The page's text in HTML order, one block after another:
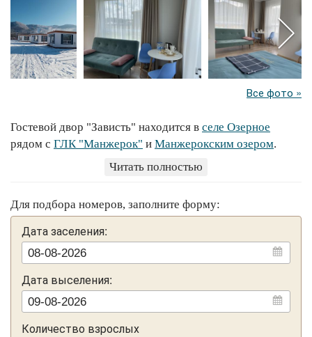
Все фото »
Гостевой двор "Зависть" находится в селе Озерное
рядом с ГЛК "Манжерок" и Манжерокским озером.
Работает круглогодично.
коттеджи, оборудованные санузлами с душем.
Парковать машину можно прямо рядом с коттеджем.
Читать полностью
Для подбора номеров, заполните форму:
Дата заселения:
Дата выселения:
Количество взрослых